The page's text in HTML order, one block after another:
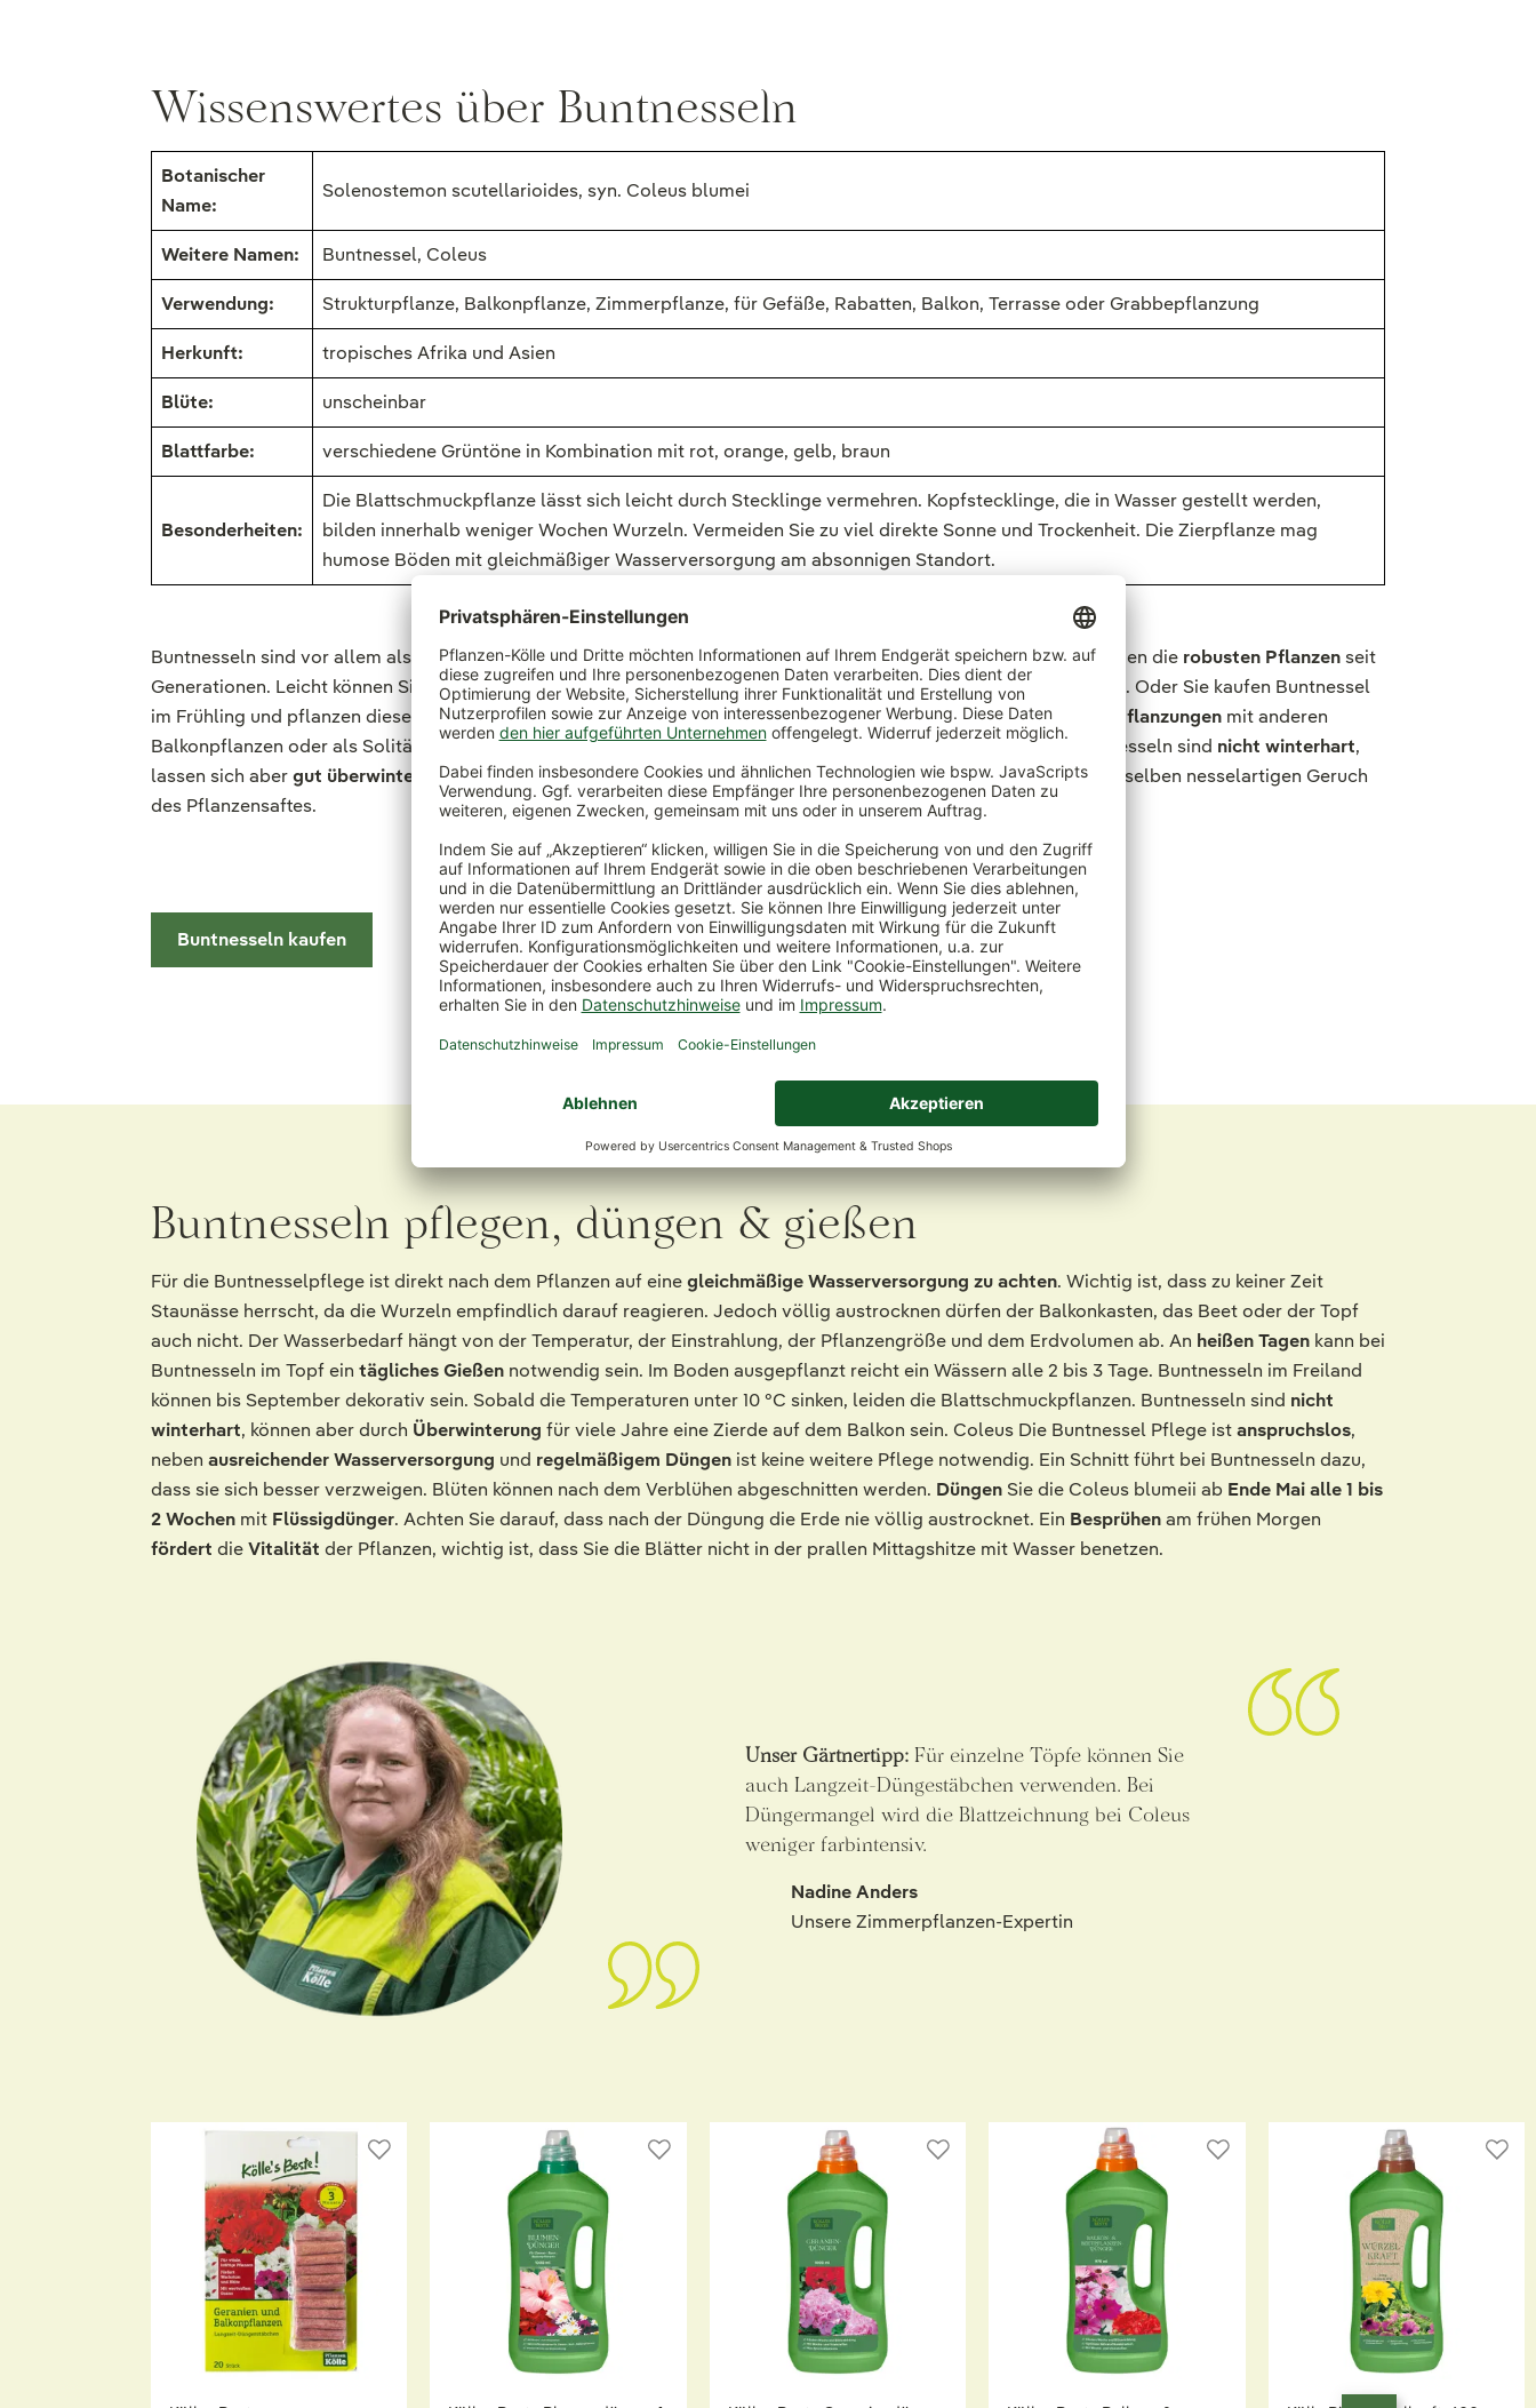
Wissenswertes über Buntnesseln
Botanischer
Name:
Solenostemon scutellarioides, syn. Coleus blumei
Weitere Namen: Buntnessel, Coleus
Verwendung: Strukturpflanze, Balkonpflanze, Zimmerpflanze, für Gefäße, Rabatten, Balkon, Terrasse oder Grabbepflanzung
Herkunft: tropisches Afrika und Asien
Blüte: unscheinbar
Blattfarbe: verschiedene Grüntöne in Kombination mit rot, orange, gelb, braun
Besonderheiten:
Die Blattschmuckpflanze lässt sich leicht durch Stecklinge vermehren. Kopfstecklinge, die in Wasser gestellt werden,
bilden innerhalb weniger Wochen Wurzeln. Vermeiden Sie zu viel direkte Sonne und Trockenheit. Die Zierpflanze mag
humose Böden mit gleichmäßiger Wasserversorgung am absonnigen Standort.
Buntnesseln sind vor allem als Zimmerpflanzenbekannt. Mit einer unendlichen Vielzahl an Blattzeichnungen erfreuen die robusten Pflanzenseit
Generationen. Leicht können Sie von Buntnesseln Stecklinge machen und so immer wieder junge Pflanzen erhalten. Oder Sie kaufen Buntnessel
im Frühling und pflanzen diese als attraktiveStrukturpflanzein den Garten oder Balkonkästen. Ob in gemischten Pflanzungen mit anderen
Balkonpflanzen oder als Solitär, die auch als Coleus bezeichnete Art ist äußerst dekorativ und pflegeleicht. Buntnesseln sind nicht winterhart,
lassen sich abergut überwintern
. Der Lippenblütler Coleus ist nicht mit der Brennnessel verwandt, hat jedoch denselben nesselartigen Geruch
des Pflanzensaftes.
Buntnesseln kaufen
Buntnesseln pflegen, düngen & gießen
Für die Buntnesselpflege ist direkt nach dem Pflanzen auf einegleichmäßige Wasserversorgung zu achten. Wichtig ist, dass zu keiner Zeit
Staunässe herrscht, da die Wurzeln empfindlich darauf reagieren. Jedoch völlig austrocknen dürfen der Balkonkasten, das Beet oder der Topf
auch nicht. Der Wasserbedarf hängt von der Temperatur, der Einstrahlung, der Pflanzengröße und dem Erdvolumen ab. An heißen Tagen kann bei
Buntnesseln im Topf ein tägliches Gießen notwendig sein. Im Boden ausgepflanzt reicht ein Wässern alle 2 bis 3 Tage. Buntnesseln im Freiland
können bis September dekorativ sein. Sobald die Temperaturen unter 10 °C sinken, leiden die Blattschmuckpflanzen. Buntnesseln sind nicht
winterhart, können aber durch Überwinterung für viele Jahre eine Zierde auf dem Balkon sein. Coleus Die Buntnessel Pflege istanspruchslos,
neben ausreichender Wasserversorgung und regelmäßigem Düngen ist keine weitere Pflege notwendig. Ein Schnitt führt bei Buntnesseln dazu,
dass sie sich besser verzweigen. Blüten können nach dem Verblühen abgeschnitten werden. Düngen Sie die Coleus blumeii ab Ende Mai alle 1 bis
2 Wochen mit Flüssigdünger. Achten Sie darauf, dass nach der Düngung die Erde nie völlig austrocknet. Ein Besprühenam frühen Morgen
fördert dieVitalität der Pflanzen, wichtig ist, dass Sie die Blätter nicht in der prallen Mittagshitze mit Wasser benetzen.
Unser Gärtnertipp: Für einzelne Töpfe können Sie
auch Langzeit-Düngestäbchen verwenden. Bei
Düngermangel wird die Blattzeichnung bei Coleus
weniger farbintensiv.
Nadine Anders
Unsere Zimmerpflanzen-Expertin